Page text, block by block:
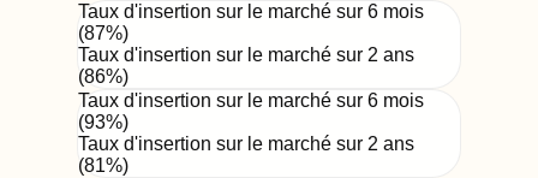
Taux d'insertion sur le marché sur 6 mois
(87%)
Taux d'insertion sur le marché sur 2 ans
(86%)
Taux d'insertion sur le marché sur 6 mois
(93%)
Taux d'insertion sur le marché sur 2 ans
(81%)